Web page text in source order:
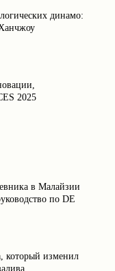
динамо:
2025
в Малайзии
по DE
который изменил